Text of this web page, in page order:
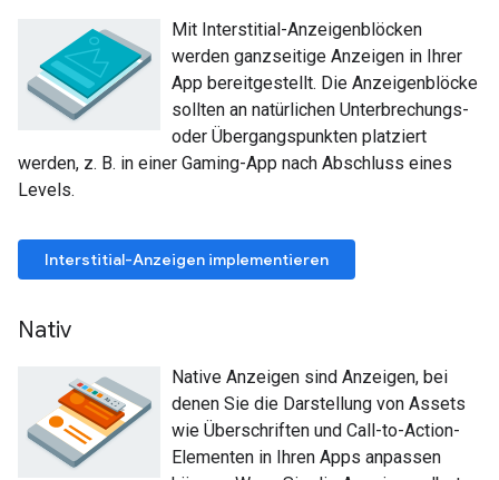
Mit Interstitial-Anzeigenblöcken
werden ganzseitige Anzeigen in Ihrer
App bereitgestellt. Die Anzeigenblöcke
sollten an natürlichen Unterbrechungs-
oder Übergangspunkten platziert
werden, z. B. in einer Gaming-App nach Abschluss eines
Levels.
Interstitial-Anzeigen implementieren
Nativ
Native Anzeigen sind Anzeigen, bei
denen Sie die Darstellung von Assets
wie Überschriften und Call-to-Action-
Elementen in Ihren Apps anpassen